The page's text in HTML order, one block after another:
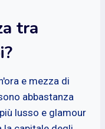
tra
e mezza di
abbastanza
lusso e glamour